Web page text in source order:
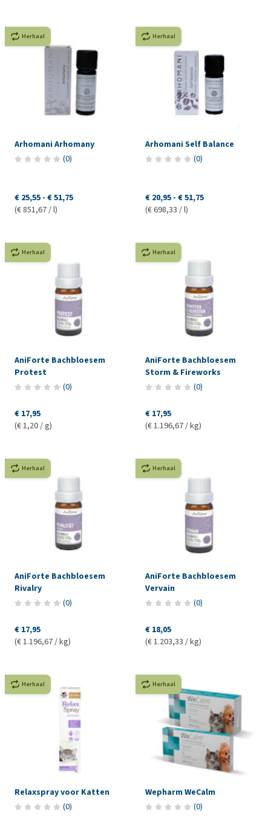
Herhaal
Arhomani Arhomany
(0)
€ 25,55 - € 51,75
(€ 851,67 / l)
Herhaal
Arhomani Self Balance
(0)
€ 20,95 - € 51,75
(€ 698,33 / l)
Herhaal
AniForte Bachbloesem
Protest
(0)
€ 17,95
(€ 1,20 / g)
Herhaal
AniForte Bachbloesem
Storm & Fireworks
(0)
€ 17,95
(€ 1.196,67 / kg)
Herhaal
AniForte Bachbloesem
Rivalry
(0)
€ 17,95
(€ 1.196,67 / kg)
Herhaal
AniForte Bachbloesem
Vervain
(0)
€ 18,05
(€ 1.203,33 / kg)
Herhaal
Relaxspray voor Katten
(0)
Herhaal
Wepharm WeCalm
(0)